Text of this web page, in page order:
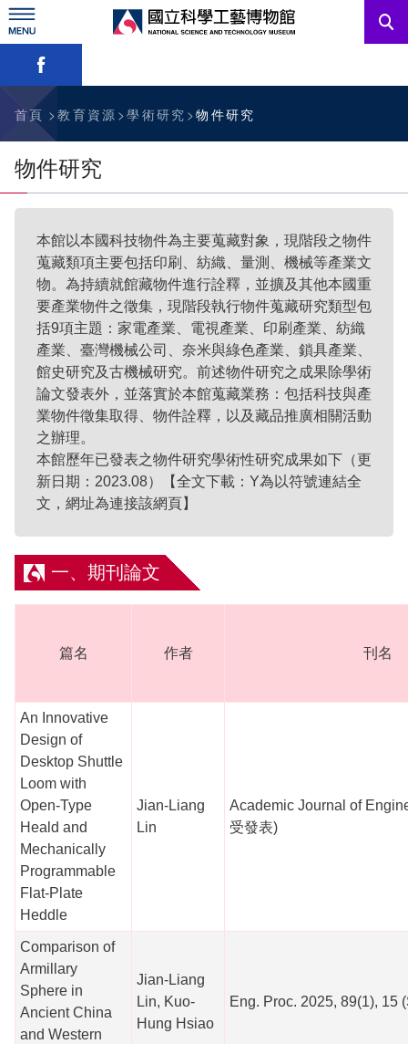
跳
到
主
要
訊息公告
參觀資訊
教育資源
網站服務
關於我們
English
略過字型切換，社群分享工具列
首頁 教育資源 學術研究 物件研究
物件研究
本館以本國科技物件為主要蒐藏對象，現階段之物件
蒐藏類項主要包括印刷、紡織、量測、機械等產業文
物。為持續就館藏物件進行詮釋，並擴及其他本國重
要產業物件之徵集，現階段執行物件蒐藏研究類型包
括9項主題：家電產業、電視產業、印刷產業、紡織
產業、臺灣機械公司、奈米與綠色產業、鎖具產業、
館史研究及古機械研究。前述物件研究之成果除學術
論文發表外，並落實於本館蒐藏業務：包括科技與產
業物件徵集取得、物件詮釋，以及藏品推廣相關活動
之辦理。
本館歷年已發表之物件研究學術性研究成果如下（更
新日期：2023.08）【全文下載：Y為以符號連結全
文，網址為連接該網頁】
一、期刊論文
篇名 作者 刊名
An Innovative
Design of
Desktop Shuttle
Loom with
Open-Type
Heald and
Mechanically
Programmable
Flat-Plate
Heddle
Jian-Liang
Lin
Academic Journal of
受發表)
Comparison of
Armillary
Sphere in
Ancient China
and Western
Jian-Liang
Lin, Kuo-
Hung Hsiao
Eng. Proc. 2025, 89(1), 15